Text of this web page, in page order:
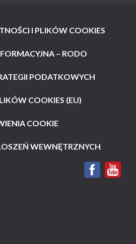
I PLIKÓW COOKIES
– RODO
PODATKOWYCH
COOKIES (EU)
COOKIE
WEWNĘTRZNYCH